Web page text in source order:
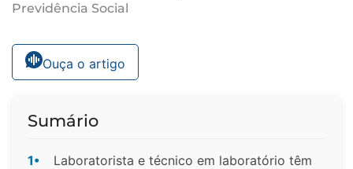
Previdência Social
Ouça o artigo
Sumário
1•
Laboratorista e técnico em laboratório têm